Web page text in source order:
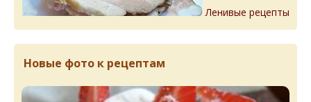
Ленивые рецепты
Новые фото к рецептам